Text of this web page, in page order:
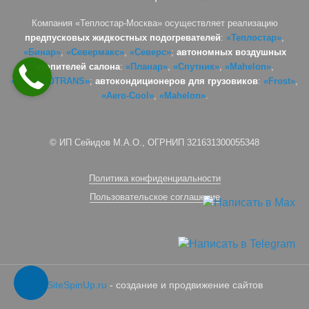
Компания «Теплостар-Москва» осуществляет реализацию
предпусковых жидкостных подогревателей: «Теплостар»,
«Бинар», «Севермакс», «Северс»; автономных воздушных
отопителей салона: «Планар», «Спутник», «Mahelon»,
«THERMOTRANS»; автокондиционеров для грузовиков: «Frost»,
«Aero-Cool», «Mahelon».
© ИП Сейидов М.А.О., ОГРНИП 321631300055348
Политика конфиденциальности
Пользовательское соглашение
SiteSpinUp.ru - создание и продвижение сайтов